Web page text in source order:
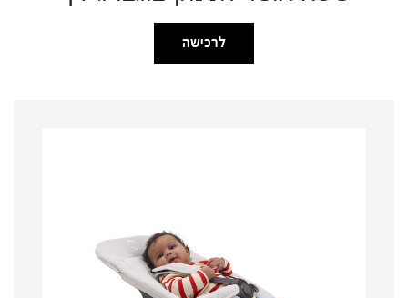
לרכישה